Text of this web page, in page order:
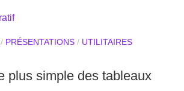
PRÉSENTATIONS / UTILITAIRES
plus simple des tableaux